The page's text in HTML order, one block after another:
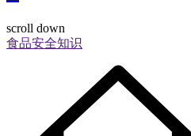
scroll down
食品安全知识